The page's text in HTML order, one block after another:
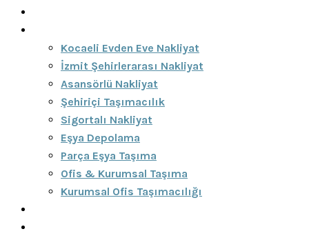
Kocaeli Evden Eve Nakliyat
İzmit Şehirlerarası Nakliyat
Asansörlü Nakliyat
Şehiriçi Taşımacılık
Sigortalı Nakliyat
Eşya Depolama
Parça Eşya Taşıma
Ofis & Kurumsal Taşıma
Kurumsal Ofis Taşımacılığı